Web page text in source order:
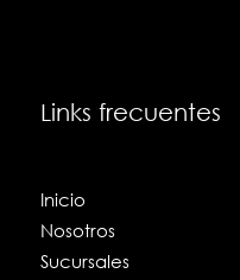
Links frecuentes
Inicio
Nosotros
Sucursales